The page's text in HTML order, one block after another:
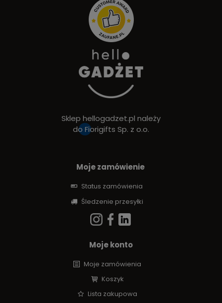
Sklep hellogadzet.pl należy
do Fiorigifts Sp. z o.o.
Moje zamówienie
Status zamówienia
Śledzenie przesyłki
Moje konto
Moje zamówienia
Koszyk
Lista zakupowa